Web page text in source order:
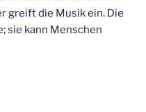
greift die Musik ein. Die
sie kann Menschen